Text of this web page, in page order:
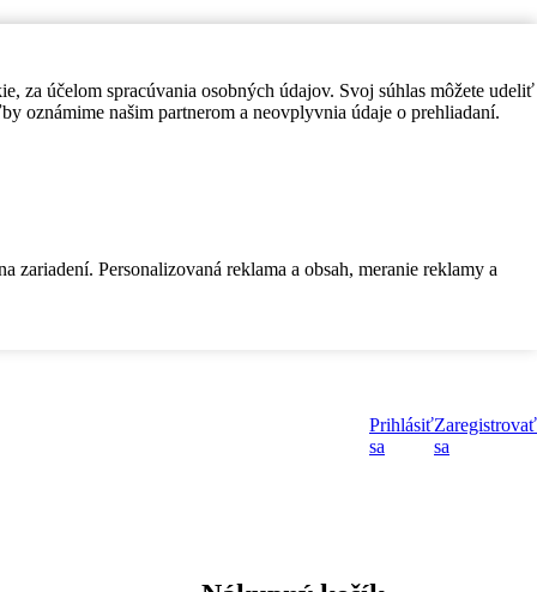
za účelom spracúvania osobných údajov. Svoj súhlas môžete udeliť
oznámime našim partnerom a neovplyvnia údaje o prehliadaní.
Personalizovaná reklama a obsah, meranie reklamy a
Prihlásiť
sa
Zaregistrovať
sa